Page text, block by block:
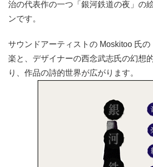
治の代表作の一つ「銀河鉄道の夜」の
ンです。
サウンドアーティストの Moskitoo 氏
楽と、デザイナーの西念武志氏の幻想
り、作品の詩的世界が広がります。